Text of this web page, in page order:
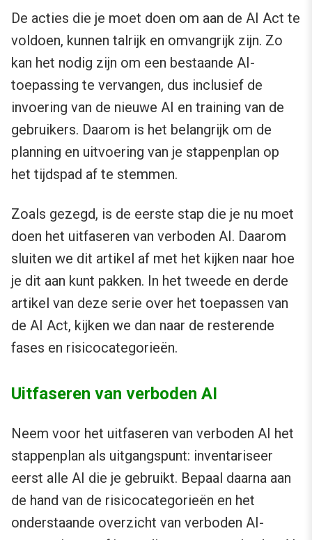
De acties die je moet doen om aan de AI Act te
voldoen, kunnen talrijk en omvangrijk zijn. Zo
kan het nodig zijn om een bestaande AI-
toepassing te vervangen, dus inclusief de
invoering van de nieuwe AI en training van de
gebruikers. Daarom is het belangrijk om de
planning en uitvoering van je stappenplan op
het tijdspad af te stemmen.
Zoals gezegd, is de eerste stap die je nu moet
doen het uitfaseren van verboden AI. Daarom
sluiten we dit artikel af met het kijken naar hoe
je dit aan kunt pakken. In het tweede en derde
artikel van deze serie over het toepassen van
de AI Act, kijken we dan naar de resterende
fases en risicocategorieën.
Uitfaseren van verboden AI
Neem voor het uitfaseren van verboden AI het
stappenplan als uitgangspunt: inventariseer
eerst alle AI die je gebruikt. Bepaal daarna aan
de hand van de risicocategorieën en het
onderstaande overzicht van verboden AI-